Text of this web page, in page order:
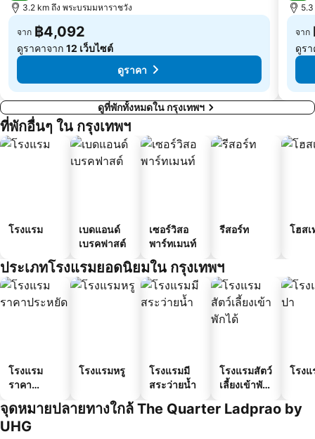
บีทีเอส บางนา
3.2 km ถึง พระบรมมหาราชวัง
จาก ฿4,092
ดูราคาจาก 12 เว็บไซต์
ดูราคา
จาก
ดูร
ดูที่พักทั้งหมดใน กรุงเทพฯ
ที่พักอื่นๆ ใน กรุงเทพฯ
โรงแรม
เบดแอนด์
เบรคฟาสต์
เซอร์วิสอ
พาร์ทเมนท์
รีสอร์ท โฮสเ
ประเภทโรงแรมยอดนิยมใน กรุงเทพฯ
โรงแรม
ราคา
โรงแรมหรู
โรงแรมมี
สระว่ายน้ำ
โรงแรมสัตว์
เลี้ยงเข้าพัก
โรง
จุดหมายปลายทางใกล้ The Quarter Ladprao by
UHG